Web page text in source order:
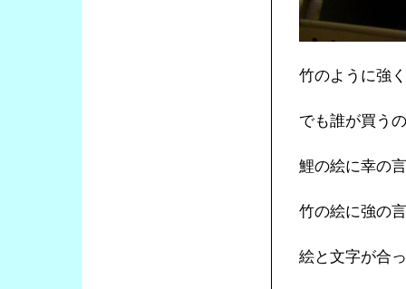
竹のように強
でも誰が買う
鯉の絵に幸の
竹の絵に強の
絵と文字が合